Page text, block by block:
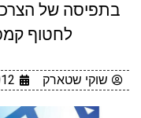
בתפיסה של
לחטוף
שוקי שטארק